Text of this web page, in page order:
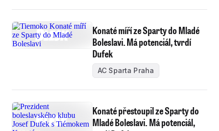
Konaté míří ze Sparty do Mladé
Boleslavi. Má potenciál, tvrdí
Dufek
AC Sparta Praha
Konaté přestoupil ze Sparty do
Mladé Boleslavi. Má potenciál,